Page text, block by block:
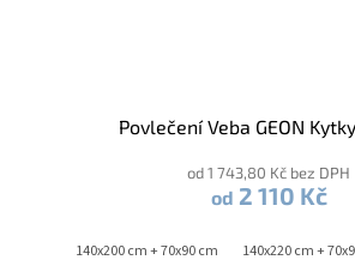
Povlečení Veba GEON
od 1 743,80 Kč bez DPH
od 2 110 Kč
140x200 cm + 70x90 cm 140x220 cm +